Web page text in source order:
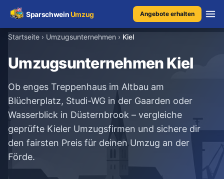
SparschweinUmzug Angebote erhalten
Kostenrechner
Ratgeber
Erfahrungen
Startseite › Umzugsunternehmen › Kiel
Umzugsunternehmen Kiel
Ob enges Treppenhaus im Altbau am
Blücherplatz, Studi-WG in der Gaarden oder
Wasserblick in Düsternbrook – vergleiche
geprüfte Kieler Umzugsfirmen und sichere dir
den fairsten Preis für deinen Umzug an der
Förde.